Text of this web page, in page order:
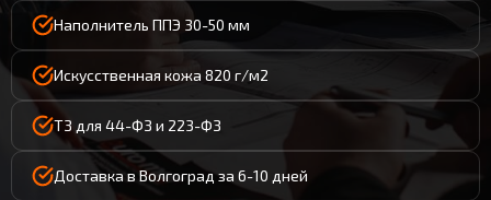
Наполнитель ППЭ 30-50 мм
Искусственная кожа 820 г/м2
ТЗ для 44-ФЗ и 223-ФЗ
Доставка в Волгоград за 6-10 дней